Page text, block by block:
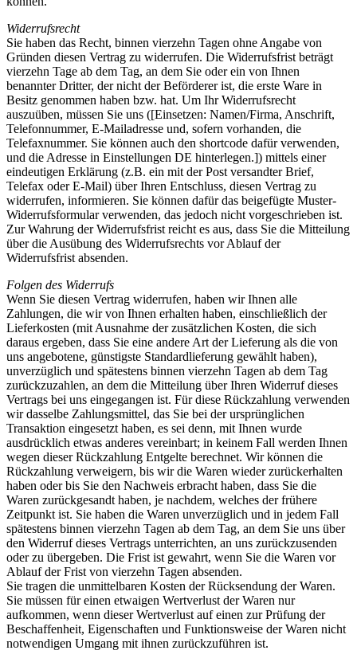
Widerrufsrecht
Sie haben das Recht, binnen vierzehn Tagen ohne Angabe von
Gründen diesen Vertrag zu widerrufen. Die Widerrufsfrist beträgt
vierzehn Tage ab dem Tag, an dem Sie oder ein von Ihnen
benannter Dritter, der nicht der Beförderer ist, die erste Ware in
Besitz genommen haben bzw. hat. Um Ihr Widerrufsrecht
auszuüben, müssen Sie uns ([Einsetzen: Namen/Firma, Anschrift,
Telefonnummer, E-Mailadresse und, sofern vorhanden, die
Telefaxnummer. Sie können auch den shortcode dafür verwenden,
und die Adresse in Einstellungen DE hinterlegen.]) mittels einer
eindeutigen Erklärung (z.B. ein mit der Post versandter Brief,
Telefax oder E-Mail) über Ihren Entschluss, diesen Vertrag zu
widerrufen, informieren. Sie können dafür das beigefügte Muster-
Widerrufsformular verwenden, das jedoch nicht vorgeschrieben ist.
Zur Wahrung der Widerrufsfrist reicht es aus, dass Sie die Mitteilung
über die Ausübung des Widerrufsrechts vor Ablauf der
Widerrufsfrist absenden.
Folgen des Widerrufs
Wenn Sie diesen Vertrag widerrufen, haben wir Ihnen alle
Zahlungen, die wir von Ihnen erhalten haben, einschließlich der
Lieferkosten (mit Ausnahme der zusätzlichen Kosten, die sich
daraus ergeben, dass Sie eine andere Art der Lieferung als die von
uns angebotene, günstigste Standardlieferung gewählt haben),
unverzüglich und spätestens binnen vierzehn Tagen ab dem Tag
zurückzuzahlen, an dem die Mitteilung über Ihren Widerruf dieses
Vertrags bei uns eingegangen ist. Für diese Rückzahlung verwenden
wir dasselbe Zahlungsmittel, das Sie bei der ursprünglichen
Transaktion eingesetzt haben, es sei denn, mit Ihnen wurde
ausdrücklich etwas anderes vereinbart; in keinem Fall werden Ihnen
wegen dieser Rückzahlung Entgelte berechnet. Wir können die
Rückzahlung verweigern, bis wir die Waren wieder zurückerhalten
haben oder bis Sie den Nachweis erbracht haben, dass Sie die
Waren zurückgesandt haben, je nachdem, welches der frühere
Zeitpunkt ist. Sie haben die Waren unverzüglich und in jedem Fall
spätestens binnen vierzehn Tagen ab dem Tag, an dem Sie uns über
den Widerruf dieses Vertrags unterrichten, an uns zurückzusenden
oder zu übergeben. Die Frist ist gewahrt, wenn Sie die Waren vor
Ablauf der Frist von vierzehn Tagen absenden.
Sie tragen die unmittelbaren Kosten der Rücksendung der Waren.
Sie müssen für einen etwaigen Wertverlust der Waren nur
aufkommen, wenn dieser Wertverlust auf einen zur Prüfung der
Beschaffenheit, Eigenschaften und Funktionsweise der Waren nicht
notwendigen Umgang mit ihnen zurückzuführen ist.